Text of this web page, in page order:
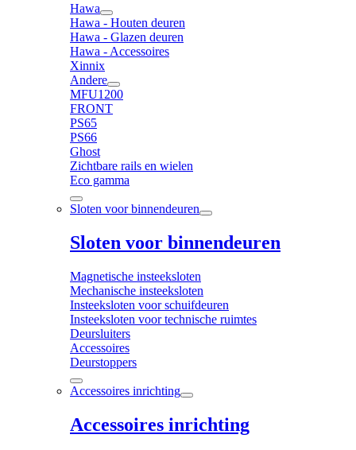
Hawa
Hawa - Houten deuren
Hawa - Glazen deuren
Hawa - Accessoires
Xinnix
Andere
MFU1200
FRONT
PS65
PS66
Ghost
Zichtbare rails en wielen
Eco gamma
Sloten voor binnendeuren
Sloten voor binnendeuren
Magnetische insteeksloten
Mechanische insteeksloten
Insteeksloten voor schuifdeuren
Insteeksloten voor technische ruimtes
Deursluiters
Accessoires
Deurstoppers
Accessoires inrichting
Accessoires inrichting